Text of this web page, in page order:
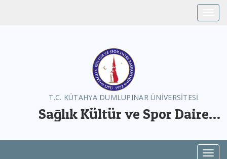
T.C. KÜTAHYA DUMLUPINAR ÜNİVERSİTESİ
Sağlık Kültür ve Spor Daire